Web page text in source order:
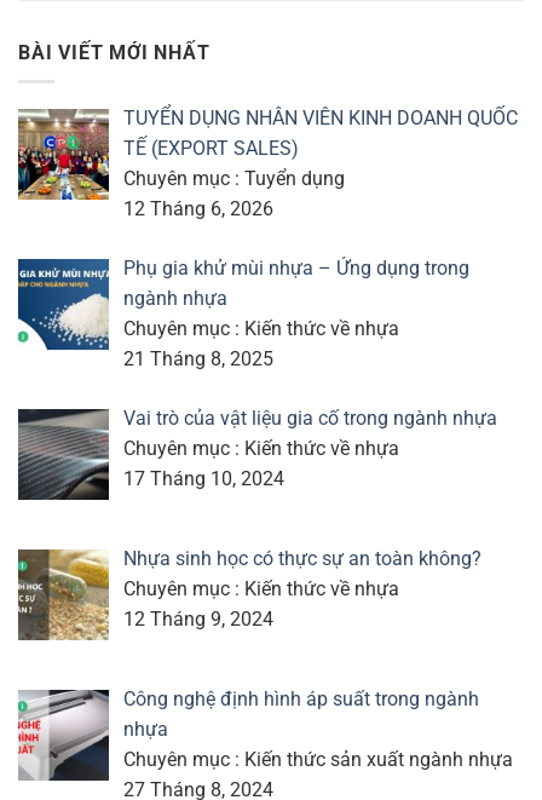
BÀI VIẾT MỚI NHẤT
TUYỂN DỤNG NHÂN VIÊN KINH DOANH QUỐC
TẾ (EXPORT SALES)
Chuyên mục : Tuyển dụng
12 Tháng 6, 2026
Phụ gia khử mùi nhựa – Ứng dụng trong
ngành nhựa
Chuyên mục : Kiến thức về nhựa
21 Tháng 8, 2025
Vai trò của vật liệu gia cố trong ngành nhựa
Chuyên mục : Kiến thức về nhựa
17 Tháng 10, 2024
Nhựa sinh học có thực sự an toàn không?
Chuyên mục : Kiến thức về nhựa
12 Tháng 9, 2024
Công nghệ định hình áp suất trong ngành
nhựa
Chuyên mục : Kiến thức sản xuất ngành nhựa
27 Tháng 8, 2024